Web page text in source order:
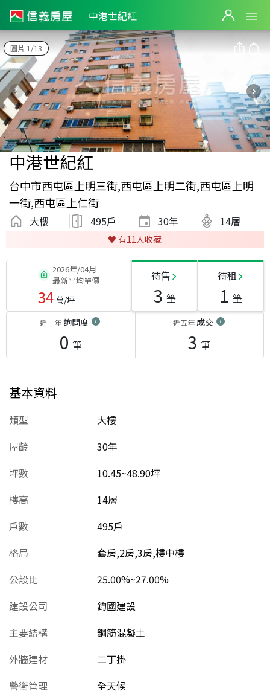
中港世紀紅
圖片 1/13
中港世紀紅
台中市西屯區上明三街,西屯區上明二街,西屯區上明
一街,西屯區上仁街
大樓 495戶 30年 14層
♥️ 有11 人收藏
2026年/04月
最新平均單價
34萬/坪
待售
3 筆
待租
1 筆
近一年詢問度
0 筆
近五年成交
3 筆
基本資料
類型
大樓
屋齡
30年
坪數
10.45~48.90坪
樓高
14層
戶數
495戶
格局
套房,2房,3房,樓中樓
公設比
25.00%~27.00%
建設公司
鈞國建設
主要結構
鋼筋混凝土
外牆建材
二丁掛
警衛管理
全天候